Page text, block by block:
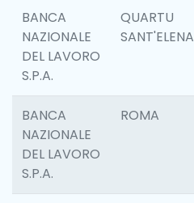
BANCA
NAZIONALE
DEL LAVORO
S.P.A.
QUARTU
SANT'ELENA
BANCA
NAZIONALE
DEL LAVORO
S.P.A.
ROMA